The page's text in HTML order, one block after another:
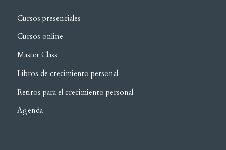
Cursos presenciales
Cursos online
Master Class
Libros de crecimiento personal
Retiros para el crecimiento personal
Agenda